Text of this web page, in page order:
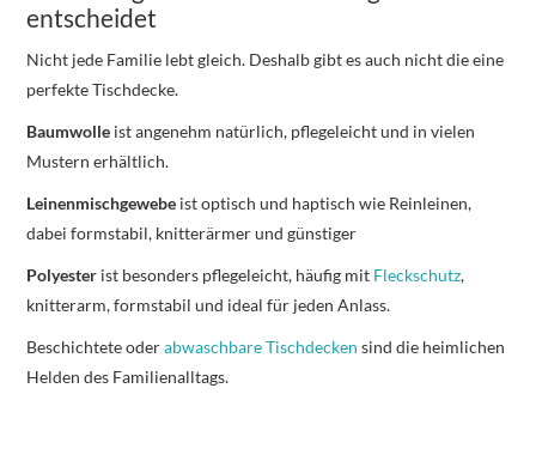
entscheidet
Nicht jede Familie lebt gleich. Deshalb gibt es auch nicht die eine
perfekte Tischdecke.
Baumwolle ist angenehm natürlich, pflegeleicht und in vielen
Mustern erhältlich.
Leinenmischgewebe ist optisch und haptisch wie Reinleinen,
dabei formstabil, knitterärmer und günstiger
Polyester ist besonders pflegeleicht, häufig mit Fleckschutz,
knitterarm, formstabil und ideal für jeden Anlass.
Beschichtete oderabwaschbare Tischdecken sind die heimlichen
Helden des Familienalltags.